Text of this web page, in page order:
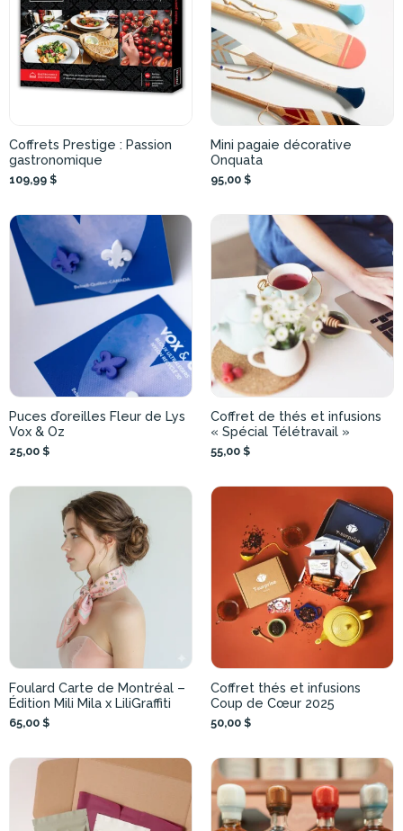
Coffrets Prestige : Passion
gastronomique
109,99 $
Mini pagaie décorative
Onquata
95,00 $
Puces d’oreilles Fleur de Lys
Vox & Oz
25,00 $
Coffret de thés et infusions
« Spécial Télétravail »
55,00 $
Foulard Carte de Montréal –
Édition Mili Mila x LiliGraffiti
65,00 $
Coffret thés et infusions
Coup de Cœur 2025
50,00 $